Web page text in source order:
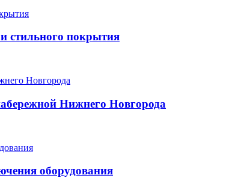
стильного покрытия
Нижнего Новгорода
оборудования